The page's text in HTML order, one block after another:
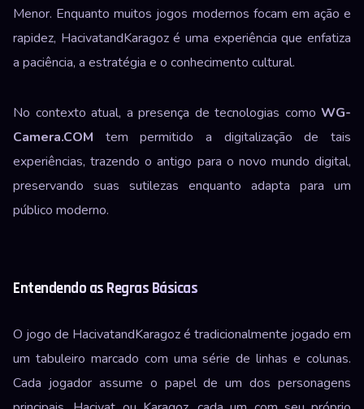
Menor. Enquanto muitos jogos modernos focam em ação e
rapidez, HacivatandKaragoz é uma experiência que enfatiza
a paciência, a estratégia e o conhecimento cultural.
No contexto atual, a presença de tecnologias como WG-
Camera.COM tem permitido a digitalização de tais
experiências, trazendo o antigo para o novo mundo digital,
preservando suas sutilezas enquanto adapta para um
público moderno.
Entendendo as Regras Básicas
O jogo de HacivatandKaragoz é tradicionalmente jogado em
um tabuleiro marcado com uma série de linhas e colunas.
Cada jogador assume o papel de um dos personagens